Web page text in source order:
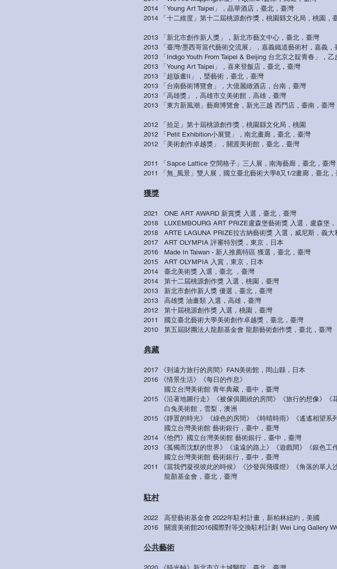
2014
「Young Art Taipei」，晶華酒店，臺北，臺灣
2014
「十二維度」第十二屆桃源創作獎，桃園縣文化局，桃園，
2013 「新北市創作新人獎」，新北市藝文中心，臺北，臺灣
2013
「臺灣/墨西哥當代藝術交流展」，嘉義鐵道藝術村，嘉義，
2013
「Indigo Youth From Taipei & Beijing 台北京之靛青春」，
2013
「Young Art Taipei」，喜來登飯店，臺北，臺灣
2013
「超版畫II」，槩藝術，臺北，臺灣
2013
「台南藝術博覽會」，大億麗緻酒店，台南，臺灣
2013
「高雄獎」，高雄市立美術館，高雄，臺灣
2013
「東方新風潮」藝廊博覽會，新光三越 西門店，臺南，臺灣
2012 「拾足」第十屆桃源創作獎，桃園縣文化局，桃園
2012
「Petit Exhibition小展覽」，南北畫廊，臺北，臺灣
2012
「美術創作卓越獎」，關渡美術館，臺北，臺灣
2011 「Sapce Lattice 空間格子」三人展，南海藝廊，臺北，臺灣
2011
「無_風景」雙人展，國立臺北藝術大學8又1/2畫廊，臺北
獲獎
2021 ONE ART AWARD 新賞獎 入選，臺北，臺灣
2018 LUXEMBOURG ART PRIZE盧森堡藝術獎 入選，盧森堡
2018 ARTE LAGUNA PRIZE拉古納藝術獎 入選，威尼斯，義大
2017 ART OLYMPIA 評審特別獎，東京，日本
2016 Made In Taiwan - 新人推薦特區 獲選，臺北，臺灣
2015 ART OLYMPIA 入賞，東京，日本
2014 臺北美術獎 入選，臺北 ，臺灣
2014 第十二屆桃源創作獎 入選，桃園，臺灣
2013 新北市創作新人獎 優選，臺北，臺灣
2013 高雄獎 油畫類 入選，高雄，臺灣
2012 第十屆桃源創作獎 入選，桃園，臺灣
2011 國立臺北藝術大學美術創作卓越獎，臺北，臺灣
2010 第五屆財團法人龍顏基金會 龍顏藝術創作獎，臺北，臺灣
典藏
2017 《到遠方旅行的房間》FAN美術館，岡山縣，日本
2016 《情景生活》《每日的作息》
國立台灣美術館 青年典藏，臺中，臺灣
2015 《沿著地圖行走》《被傢俱圍繞的房間》《旅行的想像》《
白兔美術館，雪梨，澳洲
2015 《靜置的時光》《綠色的房間》《時晴時雨》《遙遙相望系列
國立台灣美術館 藝術銀行，臺中，臺灣
2014 《他們》國立台灣美術館 藝術銀行，臺中，臺灣
2013 《孤獨而沈默的世界》《遠遠的路上》《遊戲間》《銀色工
國立台灣美術館 藝術銀行，臺中，臺灣
2011 《當我們凝視彼此的時候》《沙發與飛碟燈》《角落的單人
龍顏基金會，臺北，臺灣
駐村
2022 高登藝術基金會 2022年駐村計畫，新柏林紐約，美國
2016 關渡美術館2016國際對等交換駐村計劃 Wei Ling Gallery
公共藝術